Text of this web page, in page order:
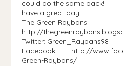
could do the same back!
have a great day!
The Green Raybans
http://
Twitter: Green_Raybans98
Facebook: http://
Green-Raybans/